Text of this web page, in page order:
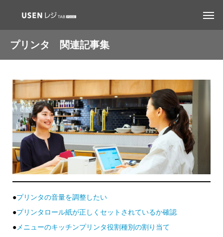
プリンタ 関連記事集
●プリンタの音量を調整したい
●プリンタロール紙が正しくセットされているか確認
● メニューのキッチンプリンタ役割種別の割り当て